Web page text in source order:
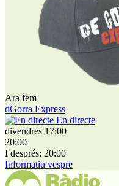
Ara fem
dGorra Express
En directe
divendres 17:00
20:00
I després: 20:00
Informatiu vespre
Segons han explicat
Va ser a través
Arran de les
temps havia
detingut no disposava
Coneixent la identitat
passar a disposició